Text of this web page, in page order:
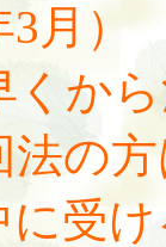
3月）
か
の
に受